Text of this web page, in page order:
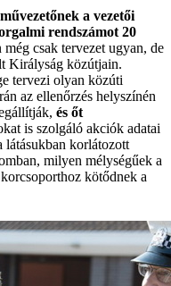
a vezetői
rendszámot 20
csak tervezet ugyan, de
Királyság közútjain.
tervezi olyan közúti
az ellenőrzés helyszínén
és őt
is szolgáló akciók adatai
látásukban korlátozott
milyen mélységűek a
kötődnek a